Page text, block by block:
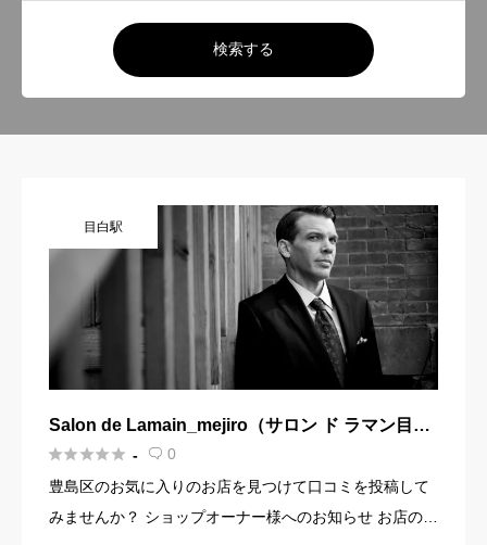
検索する
目白駅
Salon de Lamain_mejiro（サロン ド ラマン目白
店）【眼精疲労/シェービング/ディエンチャン/眉
毛/頭のこりほぐし】
 -  0
豊島区のお気に入りのお店を見つけて口コミを投稿して
みませんか？ ショップオーナー様へのお知らせ お店の魅